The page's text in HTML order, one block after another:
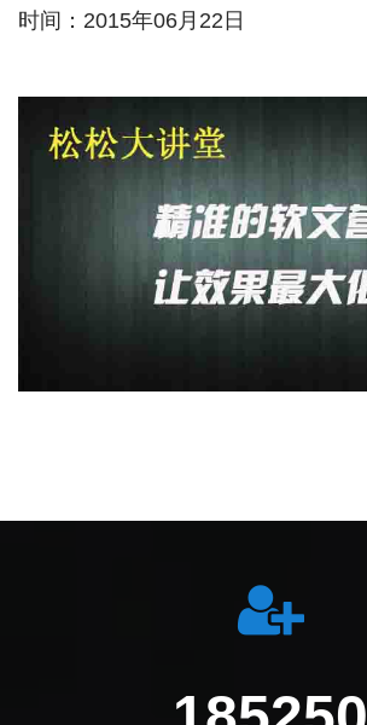
时间：2015年06月22日